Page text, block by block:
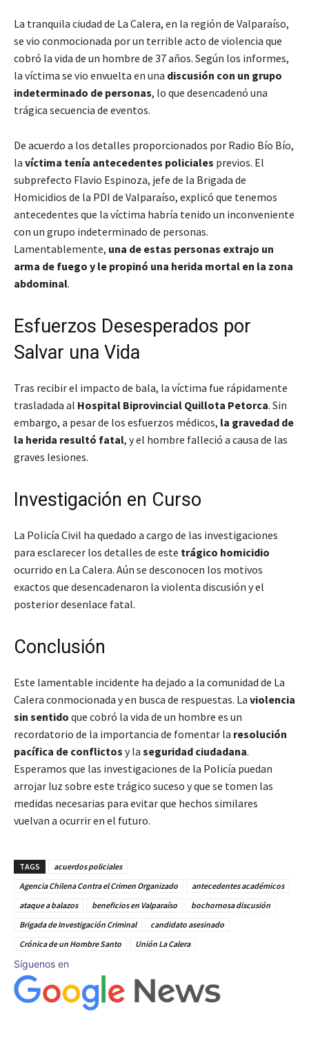
La tranquila ciudad de La Calera, en la región de Valparaíso,
se vio conmocionada por un terrible acto de violencia que
cobró la vida de un hombre de 37 años. Según los informes,
la víctima se vio envuelta en una discusión con un grupo
indeterminado de personas, lo que desencadenó una
trágica secuencia de eventos.
De acuerdo a los detalles proporcionados por Radio Bío Bío,
la víctima tenía antecedentes policiales previos. El
subprefecto Flavio Espinoza, jefe de la Brigada de
Homicidios de la PDI de Valparaíso, explicó que tenemos
antecedentes que la víctima habría tenido un inconveniente
con un grupo indeterminado de personas.
Lamentablemente, una de estas personas extrajo un
arma de fuego y le propinó una herida mortal en la zona
abdominal.
Esfuerzos Desesperados por
Salvar una Vida
Tras recibir el impacto de bala, la víctima fue rápidamente
trasladada al Hospital Biprovincial Quillota Petorca. Sin
embargo, a pesar de los esfuerzos médicos, la gravedad de
la herida resultó fatal, y el hombre falleció a causa de las
graves lesiones.
Investigación en Curso
La Policía Civil ha quedado a cargo de las investigaciones
para esclarecer los detalles de este trágico homicidio
ocurrido en La Calera. Aún se desconocen los motivos
exactos que desencadenaron la violenta discusión y el
posterior desenlace fatal.
Conclusión
Este lamentable incidente ha dejado a la comunidad de La
Calera conmocionada y en busca de respuestas. La violencia
sin sentido que cobró la vida de un hombre es un
recordatorio de la importancia de fomentar la resolución
pacífica de conflictos y la seguridad ciudadana.
Esperamos que las investigaciones de la Policía puedan
arrojar luz sobre este trágico suceso y que se tomen las
medidas necesarias para evitar que hechos similares
vuelvan a ocurrir en el futuro.
TAGS
acuerdos policiales
Agencia Chilena Contra el Crimen Organizado
antecedentes académicos
ataque a balazos
beneficios en Valparaíso
bochornosa discusión
Brigada de Investigación Criminal
candidato asesinado
Crónica de un Hombre Santo
Unión La Calera
Síguenos en